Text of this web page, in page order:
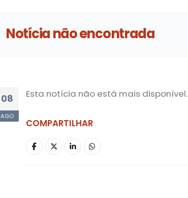
Notícia não encontrada
08
AGO
Esta notícia não está mais disponível.
COMPARTILHAR